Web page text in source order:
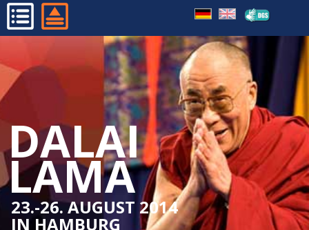
DALAI
LAMA
23.-26. AUGUST 2014
IN HAMBURG
PROGRAMM
ORGANISATORISCHES
VERANSTALTER
PRESSE
KONTAKT
FAQ
IMPRESSUM
DATENSCHUTZ